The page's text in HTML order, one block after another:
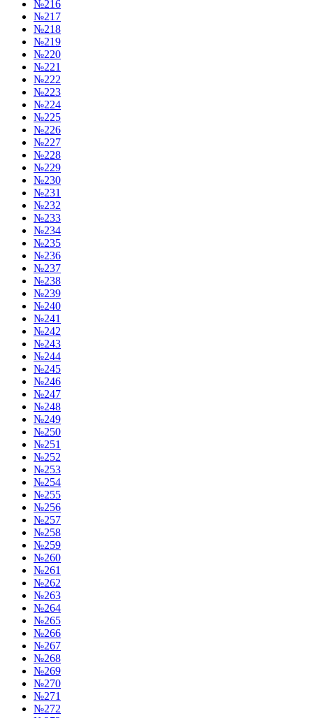
№216
№217
№218
№219
№220
№221
№222
№223
№224
№225
№226
№227
№228
№229
№230
№231
№232
№233
№234
№235
№236
№237
№238
№239
№240
№241
№242
№243
№244
№245
№246
№247
№248
№249
№250
№251
№252
№253
№254
№255
№256
№257
№258
№259
№260
№261
№262
№263
№264
№265
№266
№267
№268
№269
№270
№271
№272